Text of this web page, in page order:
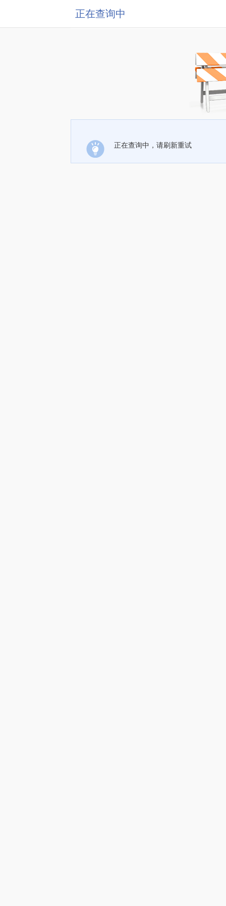
正在查询中
正在查询中，请刷新重试